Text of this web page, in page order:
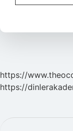
https://
https://